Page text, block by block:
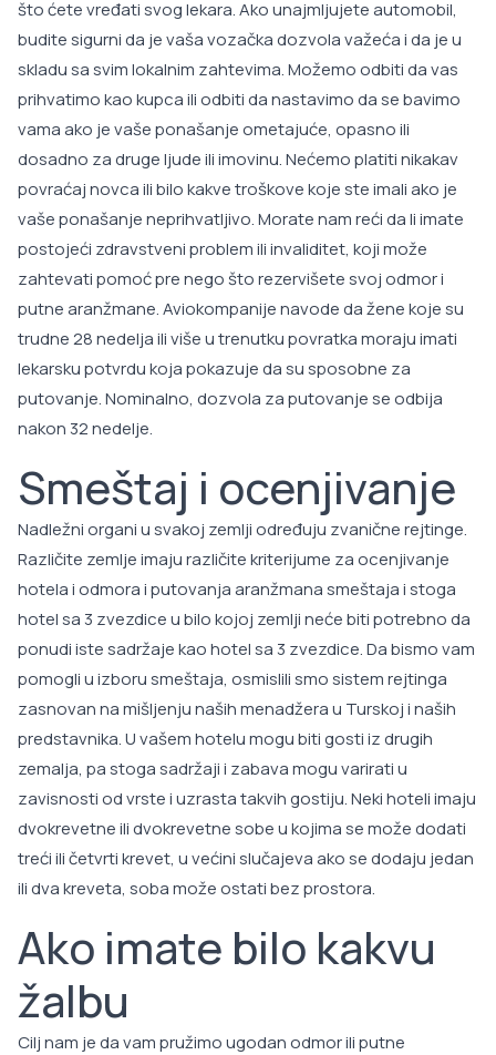
što ćete vređati svog lekara. Ako unajmljujete automobil,
budite sigurni da je vaša vozačka dozvola važeća i da je u
skladu sa svim lokalnim zahtevima. Možemo odbiti da vas
prihvatimo kao kupca ili odbiti da nastavimo da se bavimo
vama ako je vaše ponašanje ometajuće, opasno ili
dosadno za druge ljude ili imovinu. Nećemo platiti nikakav
povraćaj novca ili bilo kakve troškove koje ste imali ako je
vaše ponašanje neprihvatljivo. Morate nam reći da li imate
postojeći zdravstveni problem ili invaliditet, koji može
zahtevati pomoć pre nego što rezervišete svoj odmor i
putne aranžmane. Aviokompanije navode da žene koje su
trudne 28 nedelja ili više u trenutku povratka moraju imati
lekarsku potvrdu koja pokazuje da su sposobne za
putovanje. Nominalno, dozvola za putovanje se odbija
nakon 32 nedelje.
Smeštaj i ocenjivanje
Nadležni organi u svakoj zemlji određuju zvanične rejtinge.
Različite zemlje imaju različite kriterijume za ocenjivanje
hotela i odmora i putovanja aranžmana smeštaja i stoga
hotel sa 3 zvezdice u bilo kojoj zemlji neće biti potrebno da
ponudi iste sadržaje kao hotel sa 3 zvezdice. Da bismo vam
pomogli u izboru smeštaja, osmislili smo sistem rejtinga
zasnovan na mišljenju naših menadžera u Turskoj i naših
predstavnika. U vašem hotelu mogu biti gosti iz drugih
zemalja, pa stoga sadržaji i zabava mogu varirati u
zavisnosti od vrste i uzrasta takvih gostiju. Neki hoteli imaju
dvokrevetne ili dvokrevetne sobe u kojima se može dodati
treći ili četvrti krevet, u većini slučajeva ako se dodaju jedan
ili dva kreveta, soba može ostati bez prostora.
Ako imate bilo kakvu
žalbu
Cilj nam je da vam pružimo ugodan odmor ili putne